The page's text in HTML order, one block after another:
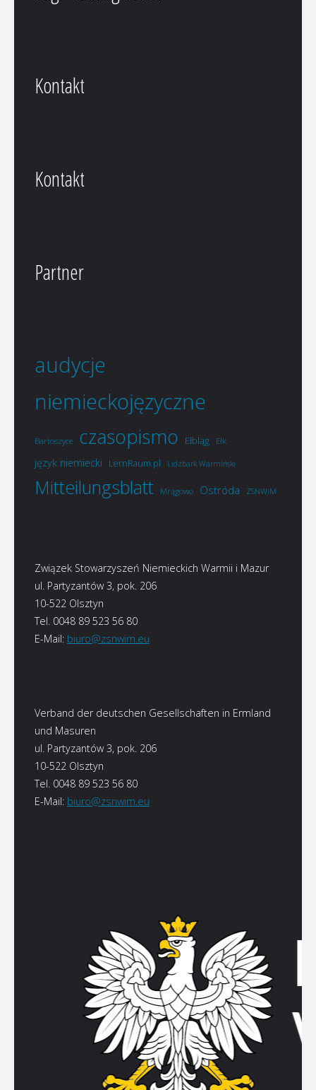
Kontakt
Kontakt
Partner
audycje
niemieckojęzyczne
Bartoszyce czasopismo Elbląg Ełk
język niemiecki LernRaum.pl Lidzbark Warmiński
Mitteilungsblatt Mrągowo Ostróda ZSNWiM
Związek Stowarzyszeń Niemieckich Warmii i Mazur
ul. Partyzantów 3, pok. 206
10-522 Olsztyn
Tel. 0048 89 523 56 80
E-Mail: biuro@zsnwim.eu
Verband der deutschen Gesellschaften in Ermland
und Masuren
ul. Partyzantów 3, pok. 206
10-522 Olsztyn
Tel. 0048 89 523 56 80
E-Mail: biuro@zsnwim.eu